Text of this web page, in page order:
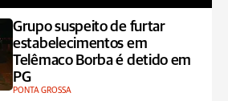
Grupo suspeito de furtar
estabelecimentos em
Telêmaco Borba é detido em
PG
PONTA GROSSA